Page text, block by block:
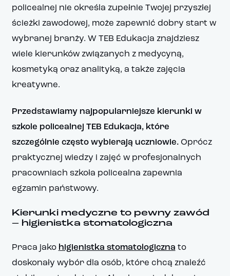
policealnej nie określa zupełnie Twojej przyszłej
ścieżki zawodowej, może zapewnić dobry start w
wybranej branży. W TEB Edukacja znajdziesz
wiele kierunków związanych z medycyną,
kosmetyką oraz analityką, a także zajęcia
kreatywne.
Przedstawiamy najpopularniejsze kierunki w
szkole policealnej TEB Edukacja, które
szczególnie często wybierają uczniowie.Oprócz
praktycznej wiedzy i zajęć w profesjonalnych
pracowniach szkoła policealna zapewnia
egzamin państwowy.
Kierunki medyczne to pewny zawód
– higienistka stomatologiczna
Praca jako higienistka stomatologiczna to
doskonały wybór dla osób, które chcą znaleźć